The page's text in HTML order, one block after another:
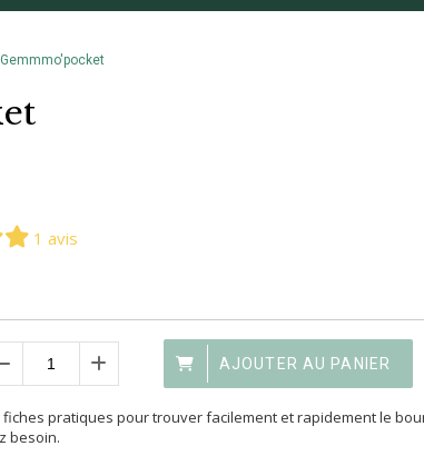
Gemmmo'pocket
1 avis
AJOUTER AU PANIER
pratiques pour trouver facilement et rapidement le
besoin.